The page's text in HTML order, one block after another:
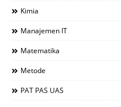
Kimia
Manajemen IT
Matematika
Metode
PAT PAS UAS